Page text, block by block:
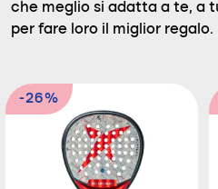
che meglio si adatta a te, a
per fare loro il miglior regalo.
-26%